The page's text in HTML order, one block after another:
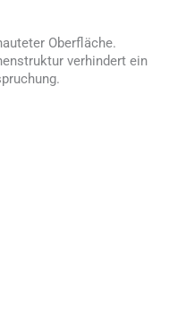
Oberfläche.
verhindert ein